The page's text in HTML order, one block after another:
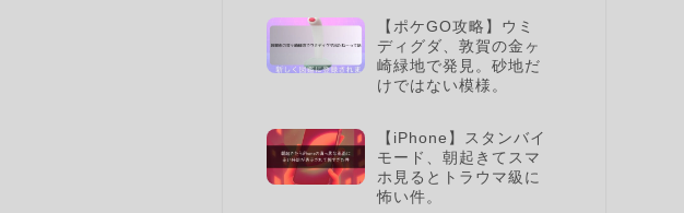
【ポケGO攻略】ウミ
ディグダ、敦賀の金ヶ
崎緑地で発見。砂地だ
けではない模様。
【iPhone】スタンバイ
モード、朝起きてスマ
ホ見るとトラウマ級に
怖い件。